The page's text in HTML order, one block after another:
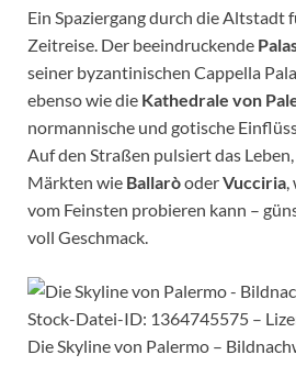
Ein Spaziergang durch die Altstadt
Zeitreise. Der beeindruckende
seiner byzantinischen Cappella
ebenso wie die Kathedrale von
normannische und gotische
Auf den Straßen pulsiert das
Märkten wie BallaròoderVucciria,
vom Feinsten probieren kann –
voll Geschmack.
Die Skyline von Palermo –